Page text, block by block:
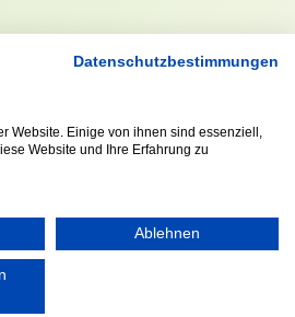
Abonnieren
ÖFFNUNGS- UND
Datenschutzbestimmungen
Website. Einige von ihnen sind essenziell,
Website und Ihre Erfahrung zu
Ablehnen